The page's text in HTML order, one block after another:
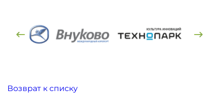
Возврат к списку